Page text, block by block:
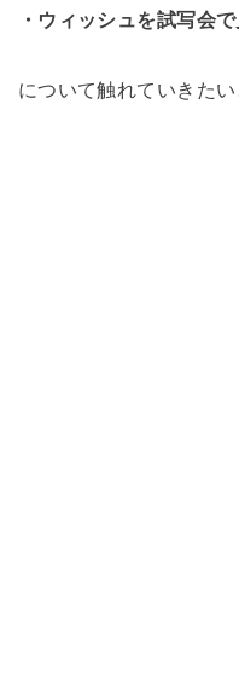
・ウィッシュを試写会
について触れていきたい